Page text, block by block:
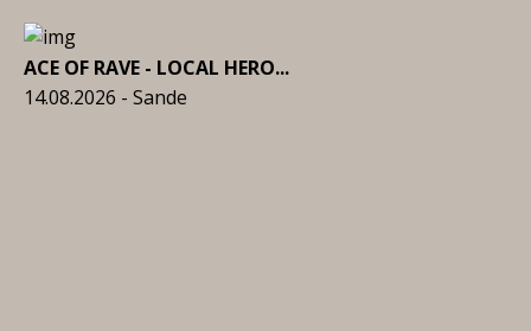
ACE OF RAVE - LOCAL HERO...
14.08.2026 - Sande